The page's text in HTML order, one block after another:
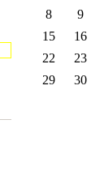
8
9
15
16
22
23
29
30